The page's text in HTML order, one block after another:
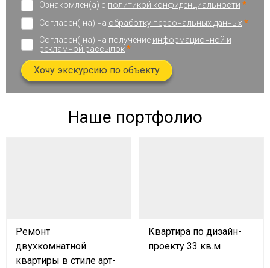
Ознакомлен(а) с политикой конфиденциальности *
Согласен(-на) на обработку персональных данных *
Согласен(-на) на получение информационной и
рекламной рассылок*
Хочу экскурсию по объекту
Наше портфолио
Ремонт
двухкомнатной
квартиры в стиле арт-
Квартира по дизайн-
проекту 33 кв.м